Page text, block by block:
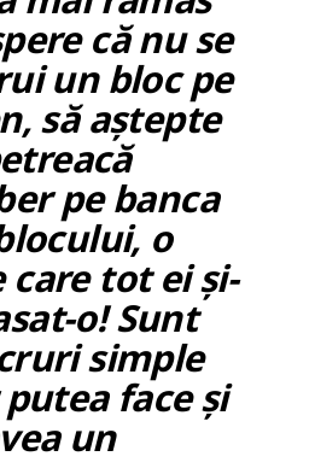
că nu se
un bloc pe
să aștepte
pe banca
o
care tot ei și-
o! Sunt
simple
face și
un